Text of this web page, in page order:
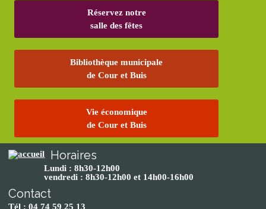
Réservez notre
salle des fêtes
Bibliothèque municipale
de Cour et Buis
Vie économique
de Cour et Buis
Horaires
Lundi : 8h30-12h00
vendredi : 8h30-12h00 et 14h00-16h00
Contact
Tél : 04 74 59 25 13